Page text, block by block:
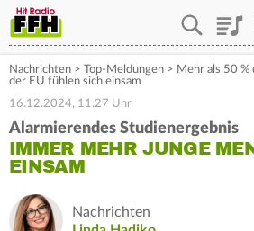
Nachrichten > Top-Meldungen > Mehr als 50 %
der EU fühlen sich einsam
16.12.2024, 11:27 Uhr
Alarmierendes Studienergebnis
IMMER MEHR JUNGE
EINSAM
Nachrichten